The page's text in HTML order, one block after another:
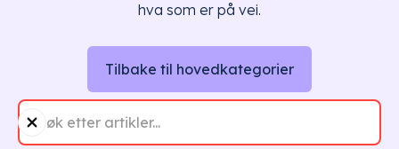
hva som er på vei.
Tilbake til hovedkategorier